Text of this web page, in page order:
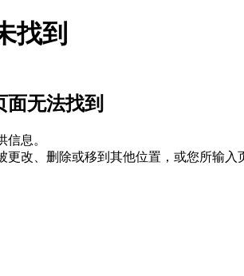
找到
面无法找到
信息。
更改、删除或移到其他位置，或您所输入